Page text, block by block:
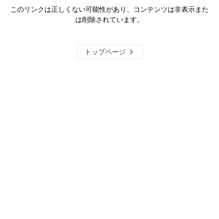
このリンクは正しくない可能性があり、コンテンツは非表示また
は削除されています。
トップページ